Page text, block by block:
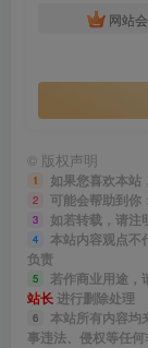
网站
© 版权声明
1 如果您喜欢本站，
2 可能会帮助到你：
3 如若转载，请注
4
本站内容观点不
负责
5 若作商业用途，
站长进行删除处理
6
本站所有内容均
事违法、侵权等任